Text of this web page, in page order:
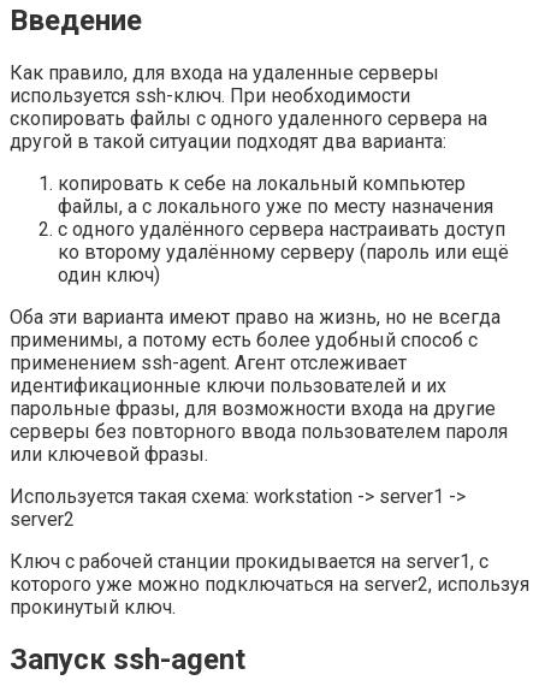
Введение
Как правило, для входа на удаленные серверы
используется ssh-ключ. При необходимости
скопировать файлы с одного удаленного сервера на
другой в такой ситуации подходят два варианта:
копировать к себе на локальный компьютер
файлы, а с локального уже по месту назначения
с одного удалённого сервера настраивать доступ
ко второму удалённому серверу (пароль или ещё
один ключ)
Оба эти варианта имеют право на жизнь, но не всегда
применимы, а потому есть более удобный способ с
применением ssh-agent. Агент отслеживает
идентификационные ключи пользователей и их
парольные фразы, для возможности входа на другие
серверы без повторного ввода пользователем пароля
или ключевой фразы.
Используется такая схема: workstation -> server1 ->
server2
Ключ с рабочей станции прокидывается на server1, с
которого уже можно подключаться на server2, используя
прокинутый ключ.
Запуск ssh-agent